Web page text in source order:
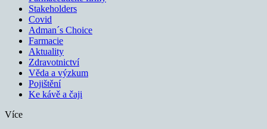
Stakeholders
Covid
Adman´s Choice
Farmacie
Aktuality
Zdravotnictví
Věda a výzkum
Pojištění
Ke kávě a čaji
Více